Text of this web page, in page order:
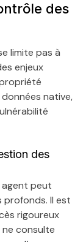
des
limite pas à
enjeux
native,
des
agent peut
profonds. Il est
rigoureux
consulte